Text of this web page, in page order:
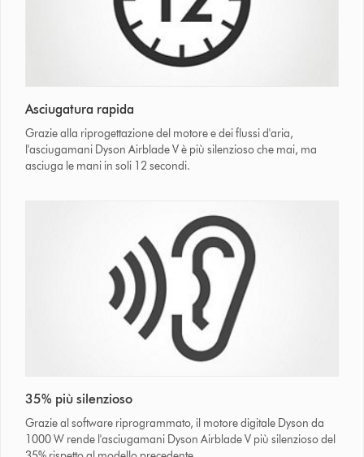
Asciugatura rapida
Grazie alla riprogettazione del motore e dei flussi d'aria,
l'asciugamani Dyson Airblade V è più silenzioso che mai, ma
asciuga le mani in soli 12 secondi.
35% più silenzioso
Grazie al software riprogrammato, il motore digitale Dyson da
1000 W rende l'asciugamani Dyson Airblade V più silenzioso del